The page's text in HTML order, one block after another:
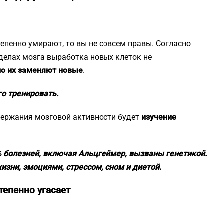
умирают, то вы не совсем правы. Согласно
мозга выработка новых клеток не
их заменяют новые.
тренировать.
мозговой активности будет изучение
включая Альцгеймер, вызваны генетикой.
эмоциями, стрессом, сном и диетой.
угасает